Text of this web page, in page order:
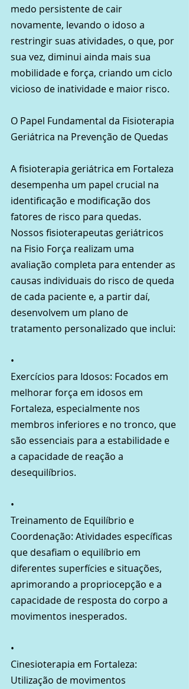
medo persistente de cair
novamente, levando o idoso a
restringir suas atividades, o que, por
sua vez, diminui ainda mais sua
mobilidade e força, criando um ciclo
vicioso de inatividade e maior risco.
O Papel Fundamental da Fisioterapia
Geriátrica na Prevenção de Quedas
A fisioterapia geriátrica em Fortaleza
desempenha um papel crucial na
identificação e modificação dos
fatores de risco para quedas.
Nossos fisioterapeutas geriátricos
na Fisio Força realizam uma
avaliação completa para entender as
causas individuais do risco de queda
de cada paciente e, a partir daí,
desenvolvem um plano de
tratamento personalizado que inclui:
•
Exercícios para Idosos: Focados em
melhorar força em idosos em
Fortaleza, especialmente nos
membros inferiores e no tronco, que
são essenciais para a estabilidade e
a capacidade de reação a
desequilíbrios.
•
Treinamento de Equilíbrio e
Coordenação: Atividades específicas
que desafiam o equilíbrio em
diferentes superfícies e situações,
aprimorando a propriocepção e a
capacidade de resposta do corpo a
movimentos inesperados.
•
Cinesioterapia em Fortaleza:
Utilização de movimentos